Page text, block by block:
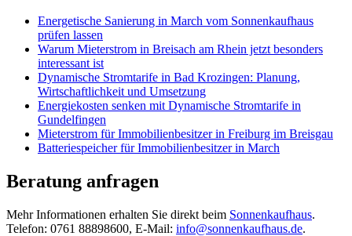
Energetische Sanierung in March vom Sonnenkaufhaus
prüfen lassen
Warum Mieterstrom in Breisach am Rhein jetzt besonders
interessant ist
Dynamische Stromtarife in Bad Krozingen: Planung,
Wirtschaftlichkeit und Umsetzung
Energiekosten senken mit Dynamische Stromtarife in
Gundelfingen
Mieterstrom für Immobilienbesitzer in Freiburg im Breisgau
Batteriespeicher für Immobilienbesitzer in March
Beratung anfragen
Mehr Informationen erhalten Sie direkt beim Sonnenkaufhaus.
Telefon: 0761 88898600, E-Mail: info@sonnenkaufhaus.de.